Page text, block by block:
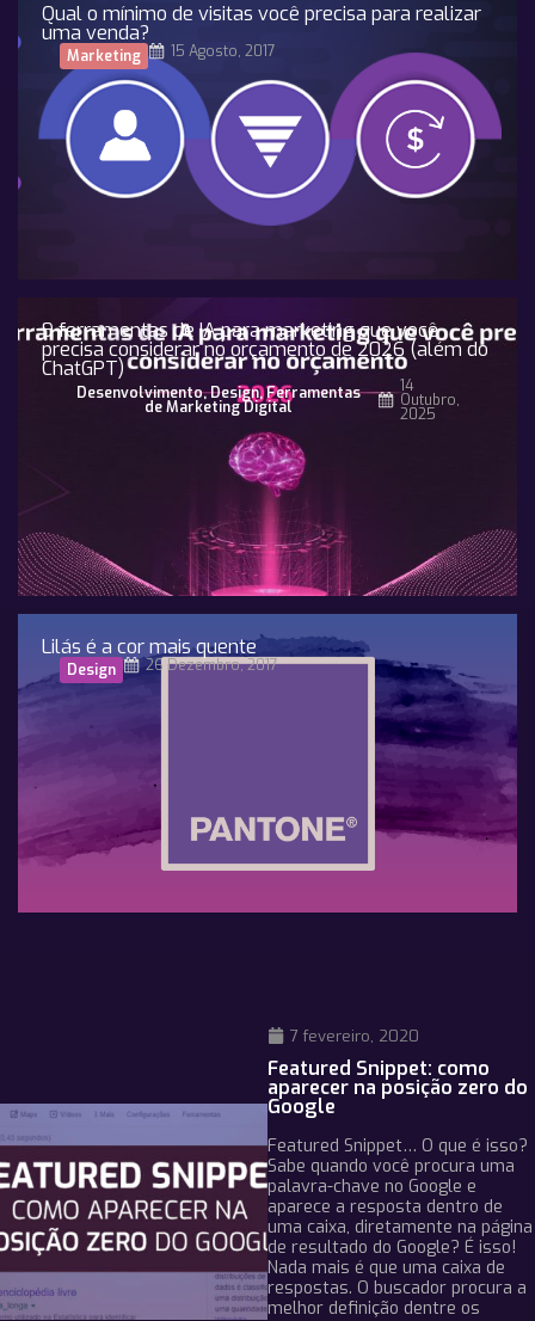
Qual o mínimo de visitas você precisa para realizar
uma venda?
Marketing 15 Agosto, 2017
9 ferramentas de IA para marketing que você
precisa considerar no orçamento de 2026 (além do
ChatGPT)
Desenvolvimento,Design,Ferramentas
de Marketing Digital
14
Outubro,
2025
Lilás é a cor mais quente
Design 26 Dezembro, 2017
7 fevereiro, 2020
Featured Snippet: como
aparecer na posição zero do
Google
Featured Snippet… O que é isso?
Sabe quando você procura uma
palavra-chave no Google e
aparece a resposta dentro de
uma caixa, diretamente na página
de resultado do Google? É isso!
Nada mais é que uma caixa de
respostas. O buscador procura a
melhor definição dentre os